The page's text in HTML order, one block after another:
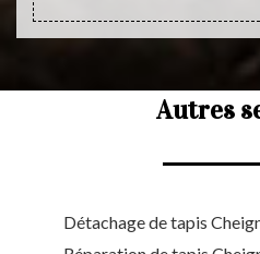
Autres
Détachage de tapis